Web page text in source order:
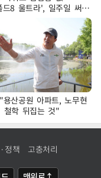
8 울트라', 일주일 써보
산공원 아파트, 노무현
철학 뒤집는 것"
정책 고충처리